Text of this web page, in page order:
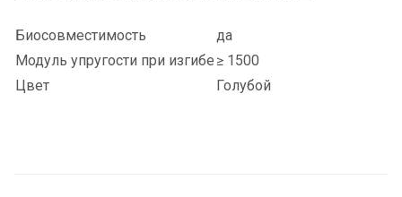
Биосовместимость
да
Модуль упругости при изгибе ≥ 1500
Цвет
Голубой